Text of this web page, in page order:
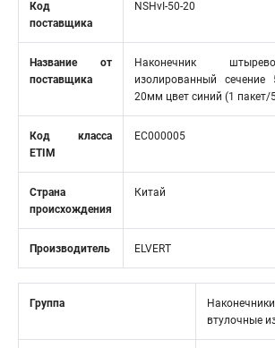
Код
поставщика
NSHvI-50-20
Название от
поставщика
Наконечник
изолированный
20мм цвет синий (1 пакет/
Код класса
ETIM
EC000005
Страна
происхождения
Китай
Производитель ELVERT
Группа
втулочные